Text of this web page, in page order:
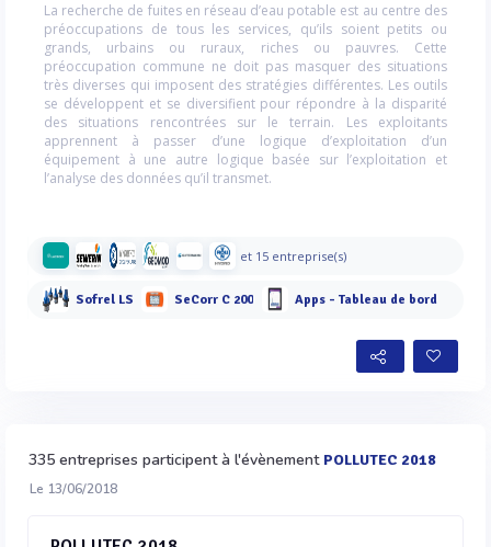
La recherche de fuites en réseau d’eau potable est au centre des
préoccupations de tous les services, qu’ils soient petits ou
grands, urbains ou ruraux, riches ou pauvres. Cette
préoccupation commune ne doit pas masquer des situations
très diverses qui imposent des stratégies différentes. Les outils
se développent et se diversifient pour répondre à la disparité
des situations rencontrées sur le terrain. Les exploitants
apprennent à passer d’une logique d’exploitation d’un
équipement à une autre logique basée sur l’exploitation et
l’analyse des données qu’il transmet.
et 15 entreprise(s)
Sofrel LS SeCorr C 200 Apps - Tableau de bord
335 entreprises participent à l'évènement POLLUTEC 2018
Le 13/06/2018